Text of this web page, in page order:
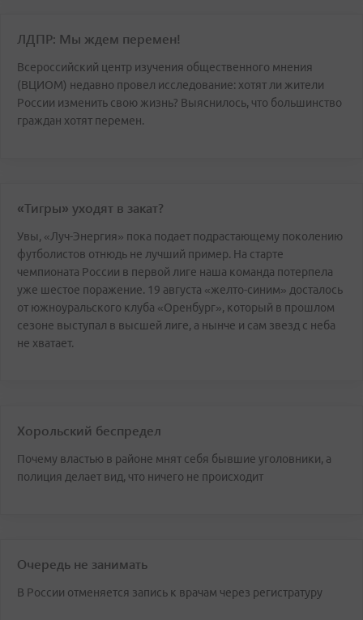
ЛДПР: Мы ждем перемен!
Всероссийский центр изучения общественного мнения
(ВЦИОМ) недавно провел исследование: хотят ли жители
России изменить свою жизнь? Выяснилось, что большинство
граждан хотят перемен.
«Тигры» уходят в закат?
Увы, «Луч-Энергия» пока подает подрастающему поколению
футболистов отнюдь не лучший пример. На старте
чемпионата России в первой лиге наша команда потерпела
уже шестое поражение. 19 августа «желто-синим» досталось
от южноуральского клуба «Оренбург», который в прошлом
сезоне выступал в высшей лиге, а нынче и сам звезд с неба
не хватает.
Хорольский беспредел
Почему властью в районе мнят себя бывшие уголовники, а
полиция делает вид, что ничего не происходит
Очередь не занимать
В России отменяется запись к врачам через регистратуру